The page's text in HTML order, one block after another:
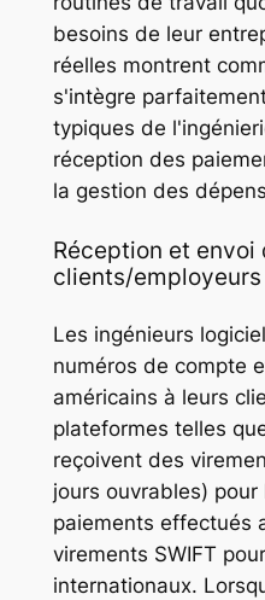
besoins de leur
réelles montrent
s'intègre
typiques de
réception des
la gestion des
Réception et envoi
clients/employeurs
Les ingénieurs
numéros de compte
américains à leurs
plateformes telles
reçoivent des
jours ouvrables)
paiements effectués
virements SWIFT
internationaux.